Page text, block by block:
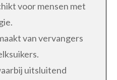
voor mensen met
van vervangers
uitsluitend